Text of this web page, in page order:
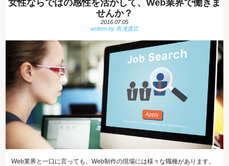
女性ならではの感性を活かして、Web業界で働きま
せんか？
2016.07.05
Web業界と一口に言っても、Web制作の現場には様々な職種があります。